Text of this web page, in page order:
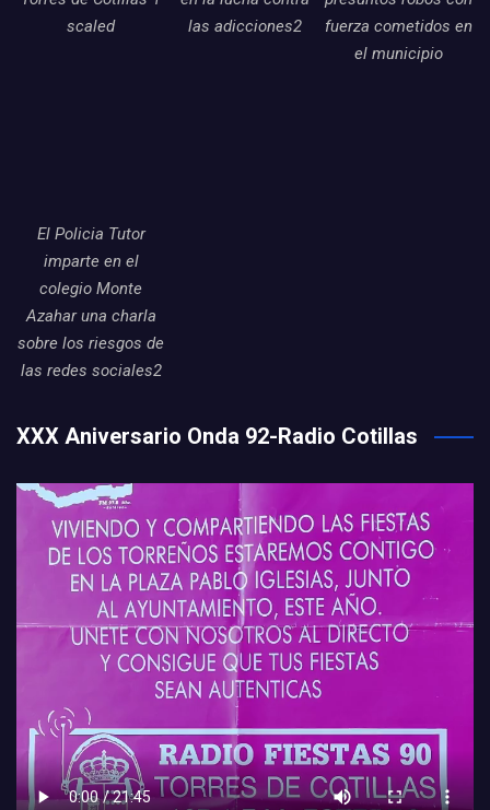
scaled
las adicciones2
fuerza cometidos en
el municipio
El Policia Tutor
imparte en el
colegio Monte
Azahar una charla
sobre los riesgos de
las redes sociales2
XXX Aniversario Onda 92-Radio Cotillas